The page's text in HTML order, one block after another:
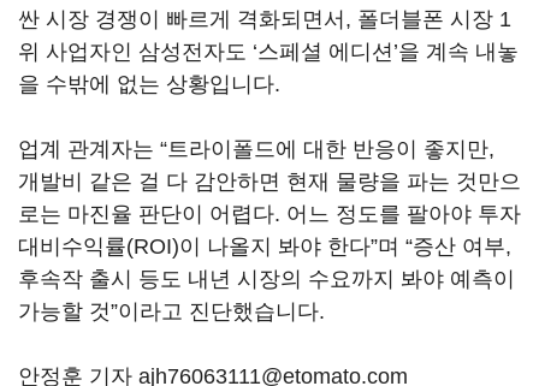
싼 시장 경쟁이 빠르게 격화되면서, 폴더블폰 시장 1
위 사업자인 삼성전자도 ‘스페셜 에디션’을 계속 내놓
을 수밖에 없는 상황입니다.
업계 관계자는 “트라이폴드에 대한 반응이 좋지만,
개발비 같은 걸 다 감안하면 현재 물량을 파는 것만으
로는 마진율 판단이 어렵다. 어느 정도를 팔아야 투자
대비수익률(ROI)이 나올지 봐야 한다”며 “증산 여부,
후속작 출시 등도 내년 시장의 수요까지 봐야 예측이
가능할 것”이라고 진단했습니다.
안정훈 기자 ajh76063111@etomato.com